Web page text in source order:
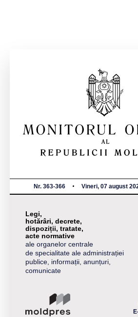
Nr. 363-366 Vineri, 07 august
Legi,
hotărâri, decrete,
dispoziții, tratate,
acte normative
ale organelor centrale
de specialitate ale administrației
publice, informații, anunțuri,
comunicate